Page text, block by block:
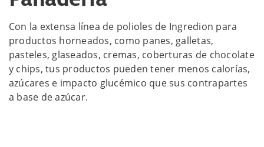
Con la extensa línea de polioles de Ingredion para
productos horneados, como panes, galletas,
pasteles, glaseados, cremas, coberturas de chocolate
y chips, tus productos pueden tener menos calorías,
azúcares e impacto glucémico que sus contrapartes
a base de azúcar.